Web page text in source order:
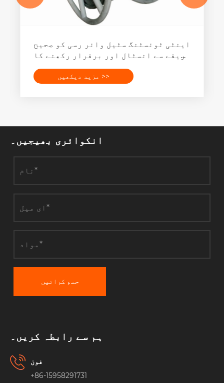
گراؤنڈنگ رولر سٹرنگنگ بلاکس کیسے
کام کرتے ہیں؟
مزید دیکھیں >>
انکوائری بھیجیں۔
جمع کرائیں
ہم سے رابطہ کریں۔
فون
+86-15958291731